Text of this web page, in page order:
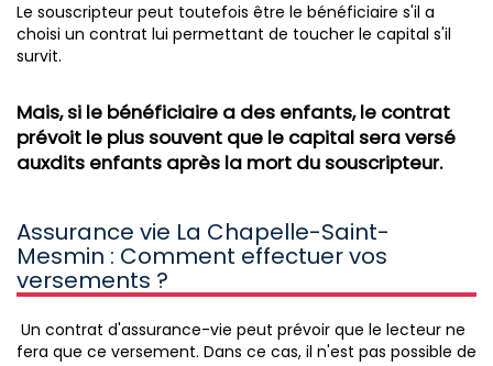
Le souscripteur peut toutefois être le bénéficiaire s'il a
choisi un contrat lui permettant de toucher le capital s'il
survit.
Mais, si le bénéficiaire a des enfants, le contrat
prévoit le plus souvent que le capital sera versé
auxdits enfants après la mort du souscripteur.
Assurance vie La Chapelle-Saint-
Mesmin : Comment effectuer vos
versements ?
Un contrat d'assurance-vie peut prévoir que le lecteur ne
fera que ce versement. Dans ce cas, il n'est pas possible de